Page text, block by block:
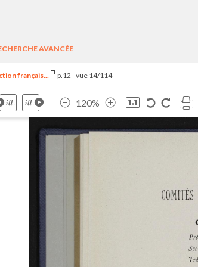
AVANCÉE
français... p.12 - vue 14/114
120%